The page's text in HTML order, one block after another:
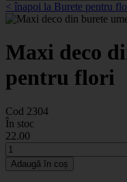
< înapoi la Burete pentru
Maxi deco
pentru flori
Cod 2304
În stoc
22.00
Adaugă în coș